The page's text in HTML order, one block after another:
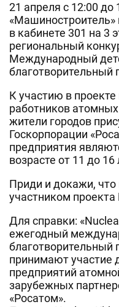
21 апреля с 12:00 до
«Машиностроитель»
в кабинете 301 на 3
региональный
Международный
благотворительный
К участию в
работников
жители городов
Госкорпорации
предприятия
возрасте от 11 до 16
Приди и докажи,
участником проекта
Для справки:
ежегодный
благотворительный
принимают участие
предприятий
зарубежных
«Росатом».